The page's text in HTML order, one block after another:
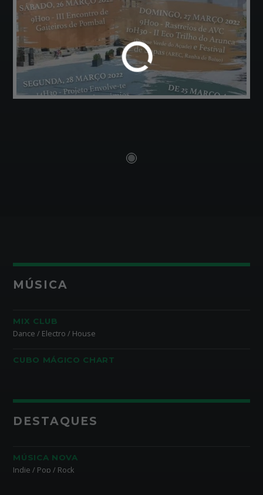
MÚSICA
MIX CLUB
Dance / Electro / House
CUBO MÁGICO CHART
DESTAQUES
MÚSICA NOVA
Indie / Pop / Rock